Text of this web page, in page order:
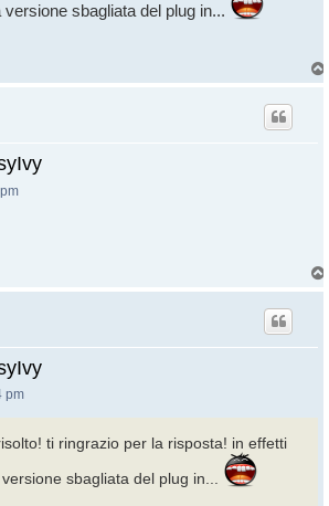
sbagliata del plug in...
pm
ti ringrazio per la risposta! in effetti
sbagliata del plug in...